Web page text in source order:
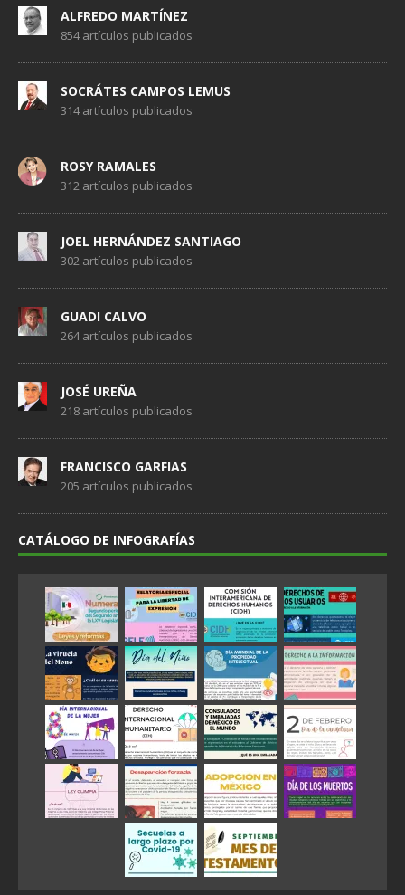
ALFREDO MARTÍNEZ
854 artículos publicados
SOCRÁTES CAMPOS LEMUS
314 artículos publicados
ROSY RAMALES
312 artículos publicados
JOEL HERNÁNDEZ SANTIAGO
302 artículos publicados
GUADI CALVO
264 artículos publicados
JOSÉ UREÑA
218 artículos publicados
FRANCISCO GARFIAS
205 artículos publicados
CATÁLOGO DE INFOGRAFÍAS